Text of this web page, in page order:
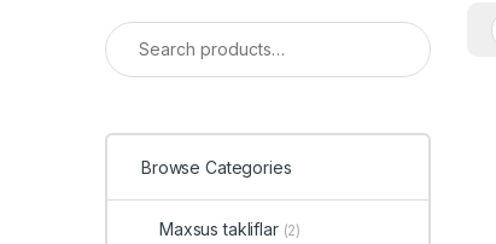
Search for:
Browse Categories
Maxsus takliflar (2)